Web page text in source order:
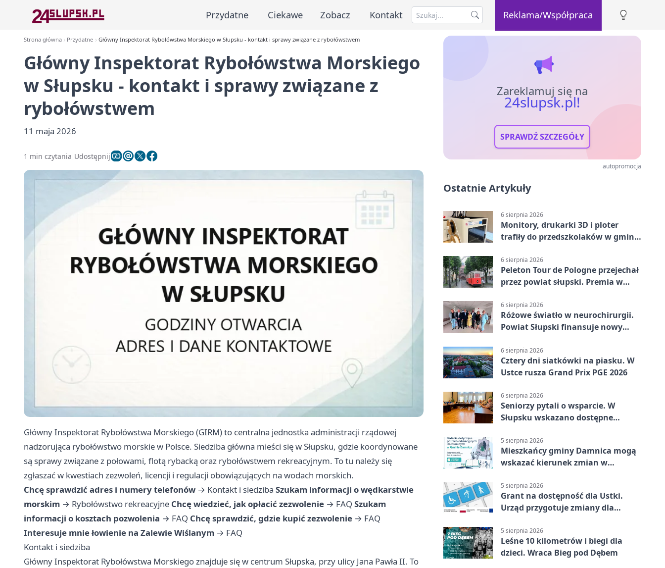
Przydatne Ciekawe Zobacz Kontakt Reklama/Współpraca
Strona główna Przydatne Główny Inspektorat Rybołówstwa Morskiego w Słupsku - kontakt i sprawy związane z rybołówstwem
Główny Inspektorat Rybołówstwa Morskiego
w Słupsku - kontakt i sprawy związane z
rybołówstwem
11 maja 2026
1 min czytania Udostępnij
Główny Inspektorat Rybołówstwa Morskiego (GIRM) to centralna jednostka administracji rządowej
nadzorująca rybołówstwo morskie w Polsce. Siedziba główna mieści się w Słupsku, gdzie koordynowane
są sprawy związane z połowami, flotą rybacką oraz rybołówstwem rekreacyjnym. To tu należy się
zgłaszać w kwestiach zezwoleń, licencji i regulacji obowiązujących na wodach morskich.
Chcę sprawdzić adres i numery telefonów → Kontakt i siedziba Szukam informacji o wędkarstwie
morskim → Rybołówstwo rekreacyjne Chcę wiedzieć, jak opłacić zezwolenie → FAQ Szukam
informacji o kosztach pozwolenia → FAQ Chcę sprawdzić, gdzie kupić zezwolenie → FAQ
Interesuje mnie łowienie na Zalewie Wiślanym → FAQ
Kontakt i siedziba
Główny Inspektorat Rybołówstwa Morskiego znajduje się w centrum Słupska, przy ulicy Jana Pawła II. To
Zareklamuj się na
24slupsk.pl!
SPRAWDŹ SZCZEGÓŁY
autopromocja
Ostatnie Artykuły
6 sierpnia 2026
Monitory, drukarki 3D i ploter
trafiły do przedszkolaków w gminie
6 sierpnia 2026
Peleton Tour de Pologne przejechał
przez powiat słupski. Premia w
6 sierpnia 2026
Różowe światło w neurochirurgii.
Powiat Słupski finansuje nowy
6 sierpnia 2026
Cztery dni siatkówki na piasku. W
Ustce rusza Grand Prix PGE 2026
6 sierpnia 2026
Seniorzy pytali o wsparcie. W
Słupsku wskazano dostępne
5 sierpnia 2026
Mieszkańcy gminy Damnica mogą
wskazać kierunek zmian w
5 sierpnia 2026
Grant na dostępność dla Ustki.
Urząd przygotuje zmiany dla
5 sierpnia 2026
Leśne 10 kilometrów i biegi dla
dzieci. Wraca Bieg pod Dębem